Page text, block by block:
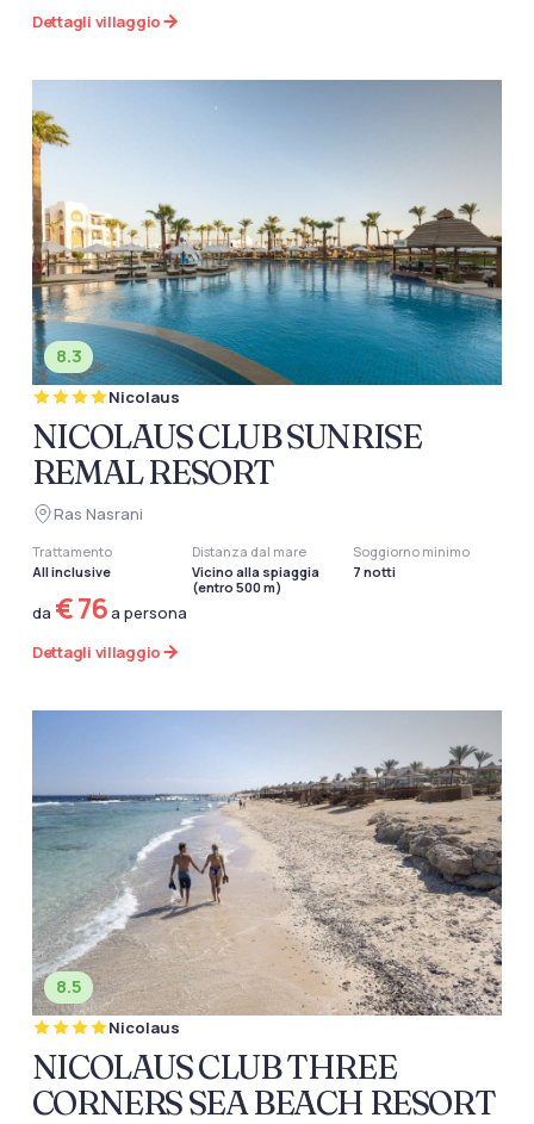
Dettagli villaggio
8.3
Nicolaus
NICOLAUS CLUB SUNRISE
REMAL RESORT
Ras Nasrani
Trattamento
All inclusive
Distanza dal mare
Vicino alla spiaggia
(entro 500 m)
Soggiorno minimo
7 notti
da € 76a persona
Dettagli villaggio
8.5
Nicolaus
NICOLAUS CLUB THREE
CORNERS SEA BEACH RESORT